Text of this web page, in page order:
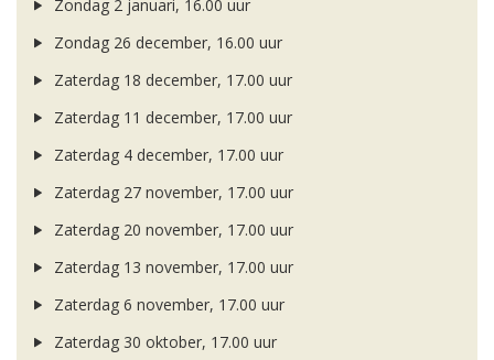
Zondag 2 januari, 16.00 uur
Zondag 26 december, 16.00 uur
Zaterdag 18 december, 17.00 uur
Zaterdag 11 december, 17.00 uur
Zaterdag 4 december, 17.00 uur
Zaterdag 27 november, 17.00 uur
Zaterdag 20 november, 17.00 uur
Zaterdag 13 november, 17.00 uur
Zaterdag 6 november, 17.00 uur
Zaterdag 30 oktober, 17.00 uur